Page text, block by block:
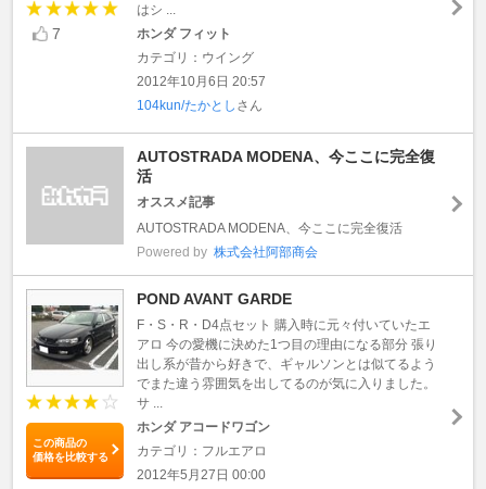
7
はシ ...
ホンダ フィット
カテゴリ：ウイング
2012年10月6日 20:57
104kun/たかとし さん
AUTOSTRADA MODENA、今ここに完全復
活
オススメ記事
AUTOSTRADA MODENA、今ここに完全復活
Powered by 株式会社阿部商会
この商品の
価格を比較する
POND AVANT GARDE
F・S・R・D4点セット 購入時に元々付いていたエ
アロ 今の愛機に決めた1つ目の理由になる部分 張り
出し系が昔から好きで、ギャルソンとは似てるよう
でまた違う雰囲気を出してるのが気に入りました。
サ ...
ホンダ アコードワゴン
カテゴリ：フルエアロ
2012年5月27日 00:00